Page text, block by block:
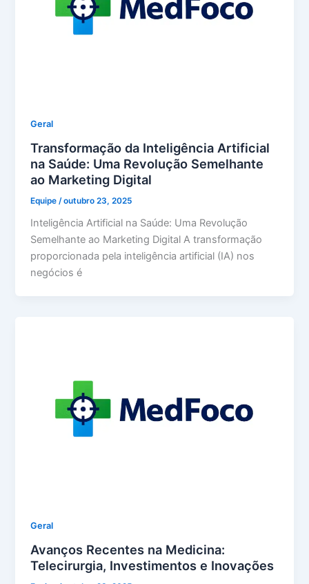
Geral
Transformação da Inteligência Artificial
na Saúde: Uma Revolução Semelhante
ao Marketing Digital
Equipe /outubro 23, 2025
Inteligência Artificial na Saúde: Uma Revolução
Semelhante ao Marketing Digital A transformação
proporcionada pela inteligência artificial (IA) nos
negócios é
Geral
Avanços Recentes na Medicina:
Telecirurgia, Investimentos e Inovações